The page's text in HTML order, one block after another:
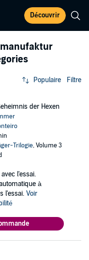
Découvrir
Populaire Filtre
der Hexen
Trilogie, Volume 3
l'essai.
à
l'essai. Voir